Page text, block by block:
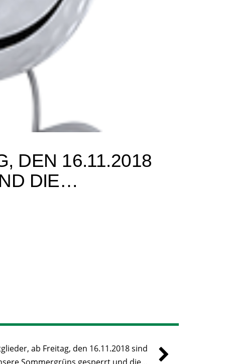
DEN 16.11.2018
DIE…
ab Freitag, den 16.11.2018 sind